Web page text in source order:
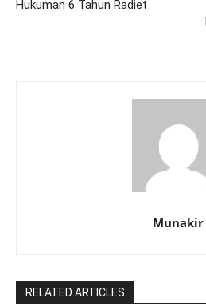
Hukuman 6 Tahun Radiet
Munakir
RELATED ARTICLES